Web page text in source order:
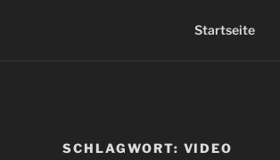
Startseite
SCHLAGWORT: VIDEO